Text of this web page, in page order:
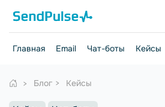
Главная Email Чат-боты Кейсы
Блог Кейсы